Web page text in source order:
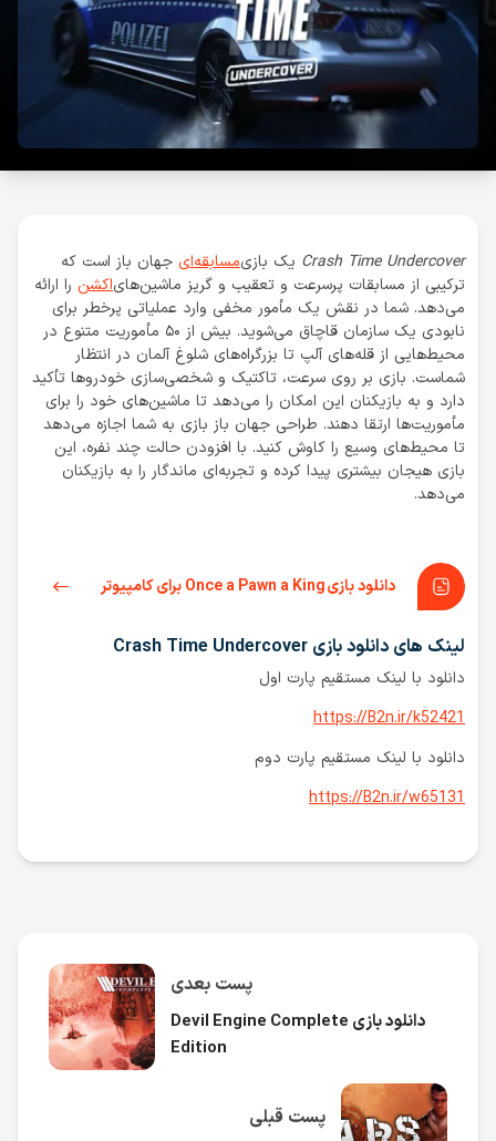
Crash Time Undercover یک بازیمسابقه‌ای جهان باز است که
ترکیبی از مسابقات پرسرعت و تعقیب و گریز ماشین‌هایاکشن را ارائه
می‌دهد. شما در نقش یک مأمور مخفی وارد عملیاتی پرخطر برای
نابودی یک سازمان قاچاق می‌شوید. بیش از ۵۰ مأموریت متنوع در
محیط‌هایی از قله‌های آلپ تا بزرگراه‌های شلوغ آلمان در انتظار
شماست. بازی بر روی سرعت، تاکتیک و شخصی‌سازی خودروها تأکید
دارد و به بازیکنان این امکان را می‌دهد تا ماشین‌های خود را برای
مأموریت‌ها ارتقا دهند. طراحی جهان باز بازی به شما اجازه می‌دهد
تا محیط‌های وسیع را کاوش کنید. با افزودن حالت چند نفره، این
بازی هیجان بیشتری پیدا کرده و تجربه‌ای ماندگار را به بازیکنان
می‌دهد.
دانلود بازی Once a Pawn a King برای کامپیوتر
لینک های دانلود بازی Crash Time Undercover
دانلود با لینک مستقیم پارت اول
https://B2n.ir/k52421
دانلود با لینک مستقیم پارت دوم
https://B2n.ir/w65131
پست قبلی
پست بعدی
دانلود بازی Devil Engine Complete
Edition